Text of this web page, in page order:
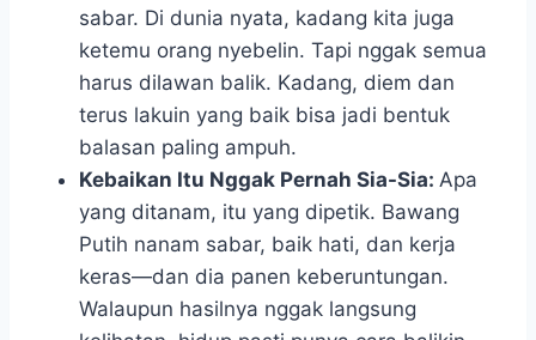
sabar. Di dunia nyata, kadang kita juga
ketemu orang nyebelin. Tapi nggak semua
harus dilawan balik. Kadang, diem dan
terus lakuin yang baik bisa jadi bentuk
balasan paling ampuh.
Kebaikan Itu Nggak Pernah Sia-Sia: Apa
yang ditanam, itu yang dipetik. Bawang
Putih nanam sabar, baik hati, dan kerja
keras—dan dia panen keberuntungan.
Walaupun hasilnya nggak langsung